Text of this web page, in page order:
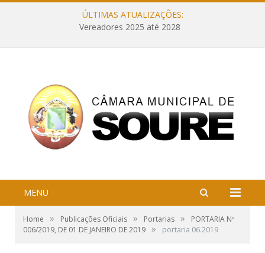
ÚLTIMAS ATUALIZAÇÕES:
Vereadores 2025 até 2028
MENU
Home » Publicações Oficiais » Portarias »
PORTARIA Nº
006/2019, DE 01 DE JANEIRO DE 2019 » portaria 06.2019